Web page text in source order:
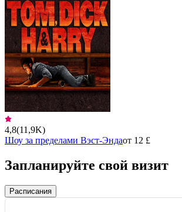
4,8(11,9K)
Шоу за пределами Вэст-Эндаот 12 £
Запланируйте свой визит
Расписания